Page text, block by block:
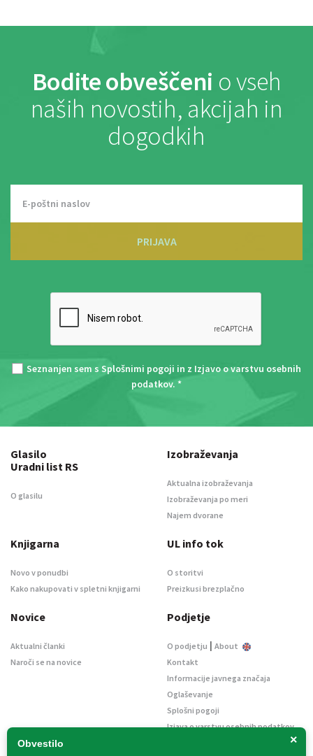
Bodite obveščeni o vseh
naših novostih, akcijah in
dogodkih
PRIJAVA
Seznanjen sem s Splošnimi pogoji in z Izjavo o varstvu osebnih
podatkov. *
×
Obvestilo
Glasilo
Uradni list RS
O glasilu
Izobraževanja
Aktualna izobraževanja
Izobraževanja po meri
Najem dvorane
Knjigarna
Novo v ponudbi
Kako nakupovati v spletni knjigarni
UL info tok
O storitvi
Preizkusi brezplačno
Novice
Aktualni članki
Naroči se na novice
Podjetje
O podjetju | About
Kontakt
Informacije javnega značaja
Oglaševanje
Splošni pogoji
Izjava o varstvu osebnih podatkov